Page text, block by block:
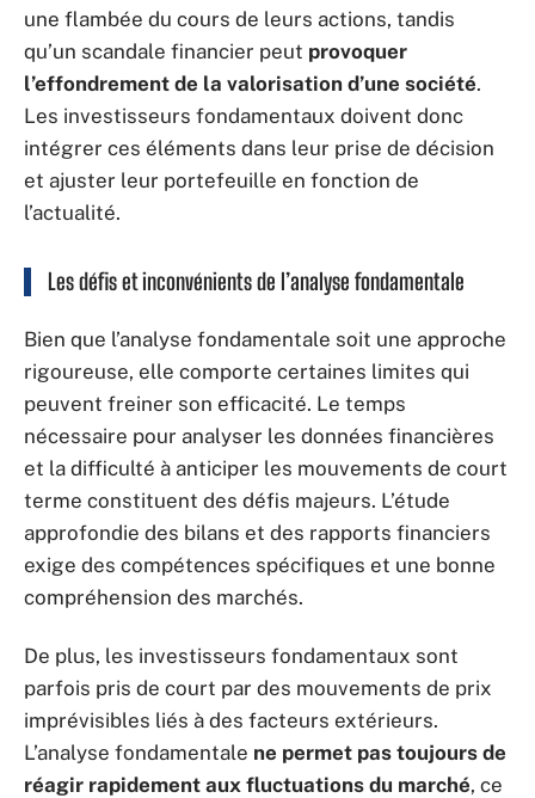
une flambée du cours de leurs actions, tandis
qu’un scandale financier peut provoquer
l’effondrement de la valorisation d’une société.
Les investisseurs fondamentaux doivent donc
intégrer ces éléments dans leur prise de décision
et ajuster leur portefeuille en fonction de
l’actualité.
Les défis et inconvénients de l’analyse fondamentale
Bien que l’analyse fondamentale soit une approche
rigoureuse, elle comporte certaines limites qui
peuvent freiner son efficacité. Le temps
nécessaire pour analyser les données financières
et la difficulté à anticiper les mouvements de court
terme constituent des défis majeurs. L’étude
approfondie des bilans et des rapports financiers
exige des compétences spécifiques et une bonne
compréhension des marchés.
De plus, les investisseurs fondamentaux sont
parfois pris de court par des mouvements de prix
imprévisibles liés à des facteurs extérieurs.
L’analyse fondamentale ne permet pas toujours de
réagir rapidement aux fluctuations du marché, ce